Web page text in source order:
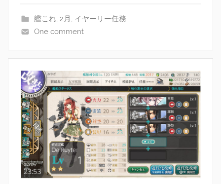
艦これ, 2月
イヤーリー任務
One comment